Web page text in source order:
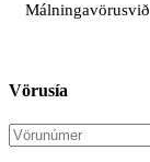
Málningavörusvið
Vörusía